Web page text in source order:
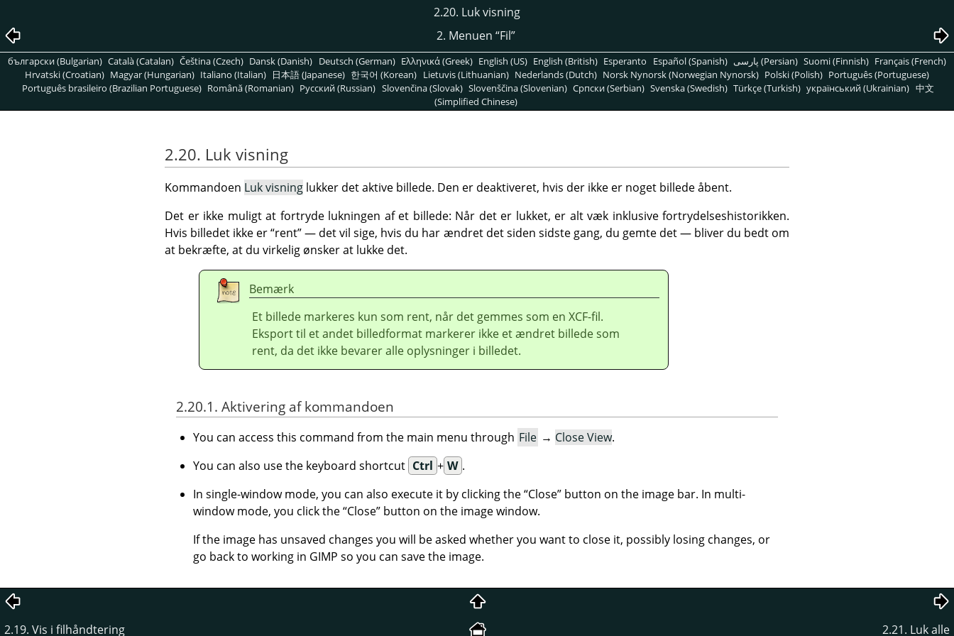
2.20. Luk visning
2. Menuen “Fil”
български (Bulgarian) Català (Catalan) Čeština (Czech) Dansk (Danish) Deutsch (German) Ελληνικά (Greek) English (US) English (British) Esperanto Español (Spanish) پارسی (Persian) Suomi (Finnish) Français (French)
Hrvatski (Croatian) Magyar (Hungarian) Italiano (Italian) 日本語 (Japanese) 한국어 (Korean) Lietuvis (Lithuanian) Nederlands (Dutch) Norsk Nynorsk (Norwegian Nynorsk) Polski (Polish) Português (Portuguese)
Português brasileiro (Brazilian Portuguese) Română (Romanian) Pусский (Russian) Slovenčina (Slovak) Slovenščina (Slovenian) Српски (Serbian) Svenska (Swedish) Türkçe (Turkish) український (Ukrainian) 中文
(Simplified Chinese)
2.20. Luk visning
Kommandoen Luk visning lukker det aktive billede. Den er deaktiveret, hvis der ikke er noget billede åbent.
Det er ikke muligt at fortryde lukningen af et billede: Når det er lukket, er alt væk inklusive fortrydelseshistorikken.
Hvis billedet ikke er“rent”— det vil sige, hvis du har ændret det siden sidste gang, du gemte det — bliver du bedt om
at bekræfte, at du virkelig ønsker at lukke det.
Bemærk
Et billede markeres kun som rent, når det gemmes som en XCF-fil.
Eksport til et andet billedformat markerer ikke et ændret billede som
rent, da det ikke bevarer alle oplysninger i billedet.
2.20.1. Aktivering af kommandoen
You can access this command from the main menu through File → Close View.
You can also use the keyboard shortcut Ctrl + W .
In single-window mode, you can also execute it by clicking the“Close” button on the image bar. In multi-
window mode, you click the“Close” button on the image window.
If the image has unsaved changes you will be asked whether you want to close it, possibly losing changes, or
go back to working in GIMP so you can save the image.
2.19. Vis i filhåndtering 2.21. Luk alle